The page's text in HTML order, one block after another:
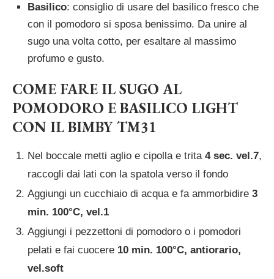
Basilico: consiglio di usare del basilico fresco che
con il pomodoro si sposa benissimo. Da unire al
sugo una volta cotto, per esaltare al massimo
profumo e gusto.
COME FARE IL SUGO AL
POMODORO E BASILICO LIGHT
CON IL BIMBY TM31
Nel boccale metti aglio e cipolla e trita 4 sec. vel.7,
raccogli dai lati con la spatola verso il fondo
Aggiungi un cucchiaio di acqua e fa ammorbidire 3
min. 100°C, vel.1
Aggiungi i pezzettoni di pomodoro o i pomodori
pelati e fai cuocere 10 min. 100°C, antiorario,
vel.soft